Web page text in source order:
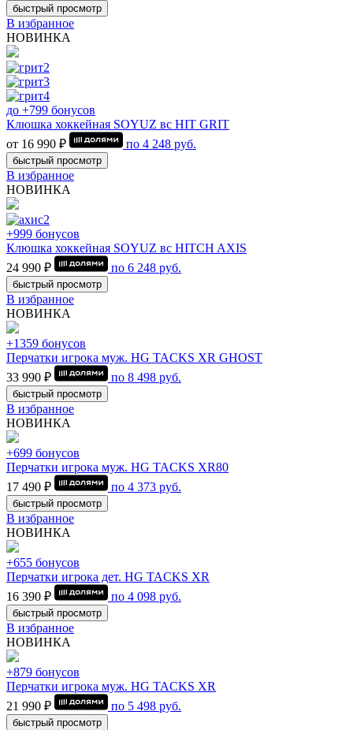
быстрый просмотр
В избранное
НОВИНКА
до +799 бонусов
Клюшка хоккейная SOYUZ вс HIT GRIT
от 16 990 ₽
по 4 248 руб.
быстрый просмотр
В избранное
НОВИНКА
+999 бонусов
Клюшка хоккейная SOYUZ вс HITCH AXIS
24 990 ₽
по 6 248 руб.
быстрый просмотр
В избранное
НОВИНКА
+1359 бонусов
Перчатки игрока муж. HG TACKS XR GHOST
33 990 ₽
по 8 498 руб.
быстрый просмотр
В избранное
НОВИНКА
+699 бонусов
Перчатки игрока муж. HG TACKS XR80
17 490 ₽
по 4 373 руб.
быстрый просмотр
В избранное
НОВИНКА
+655 бонусов
Перчатки игрока дет. HG TACKS XR
16 390 ₽
по 4 098 руб.
быстрый просмотр
В избранное
НОВИНКА
+879 бонусов
Перчатки игрока муж. HG TACKS XR
21 990 ₽
по 5 498 руб.
быстрый просмотр